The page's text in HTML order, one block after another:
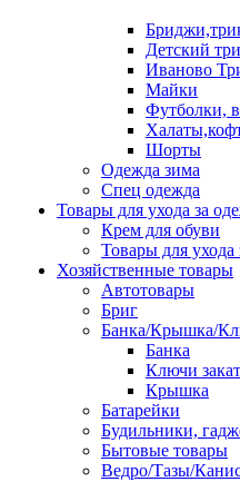
Детский
Иваново
Майки
Футболки,
Шорты
Одежда зима
Спец одежда
Товары для ухода за
Крем для обуви
Товары для
Хозяйственные товары
Автотовары
Бриг
Банка/Крышка/
Банка
Ключи
Крышка
Батарейки
Будильники,
Бытовые товары
Ведро/Тазы/